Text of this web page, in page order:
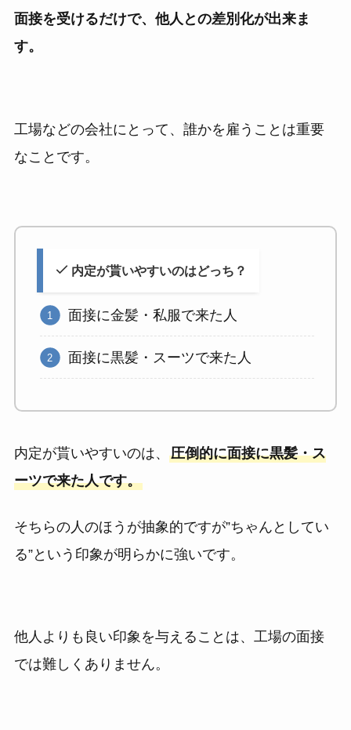
面接を受けるだけで、他人との差別化が出来ま
す。
工場などの会社にとって、誰かを雇うことは重要
なことです。
内定が貰いやすいのはどっち？
面接に金髪・私服で来た人
面接に黒髪・スーツで来た人
内定が貰いやすいのは、 圧倒的に面接に黒髪・ス
ーツで来た人です。
そちらの人のほうが抽象的ですが”ちゃんとしてい
る”という印象が明らかに強いです。
他人よりも良い印象を与えることは、工場の面接
では難しくありません。